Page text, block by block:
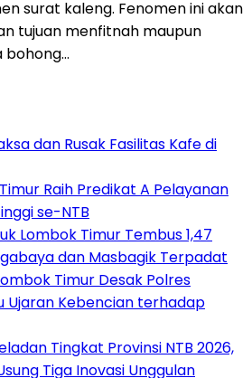
surat kaleng. Fenomen ini akan
tujuan menfitnah maupun
bohong…
dan Rusak Fasilitas Kafe di
Raih Predikat A Pelayanan
se-NTB
Lombok Timur Tembus 1,47
dan Masbagik Terpadat
Timur Desak Polres
Ujaran Kebencian terhadap
Tingkat Provinsi NTB 2026,
Tiga Inovasi Unggulan